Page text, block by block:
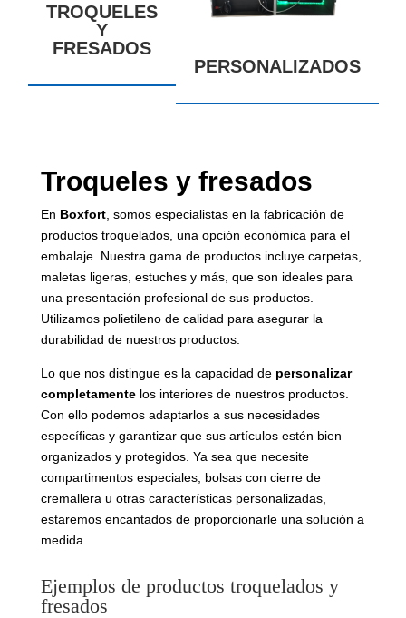
TROQUELES
Y
FRESADOS
PERSONALIZADOS
Troqueles y fresados
En Boxfort, somos especialistas en la fabricación de
productos troquelados, una opción económica para el
embalaje. Nuestra gama de productos incluye carpetas,
maletas ligeras, estuches y más, que son ideales para
una presentación profesional de sus productos.
Utilizamos polietilenode calidad para asegurar la
durabilidad de nuestros productos.
Lo que nos distingue es la capacidad de personalizar
completamentelos interiores de nuestros productos.
Con ello podemos adaptarlos a sus necesidades
específicas y garantizar que sus artículos estén bien
organizados y protegidos. Ya sea que necesite
compartimentos especiales, bolsas con cierre de
cremallera u otras características personalizadas,
estaremos encantados de proporcionarle una solución a
medida.
Ejemplos de productos troquelados y
fresados